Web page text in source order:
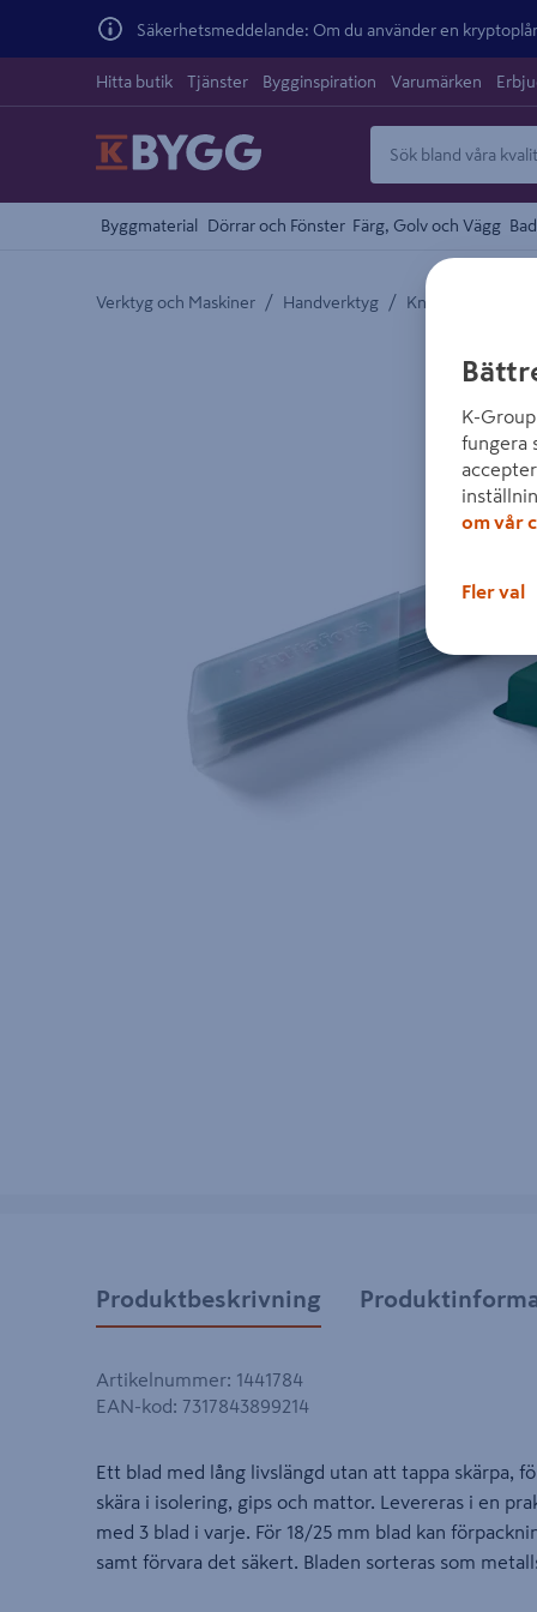
Säkerhetsmeddelande: Om du använder en
Hitta butik Tjänster Bygginspiration Varumärken
Byggmaterial Dörrar och Fönster Färg, Golv och Vägg
Verktyg och Maskiner / Handverktyg / Knivar och
Produktbeskrivning
Artikelnummer: 1441784
EAN-kod: 7317843899214
Ett blad med lång livslängd utan att tappa skärpa,
skära i isolering, gips och mattor. Levereras i en
med 3 blad i varje. För 18/25 mm blad kan
samt förvara det säkert. Bladen sorteras som
K-
fungera
om vår
Fler val